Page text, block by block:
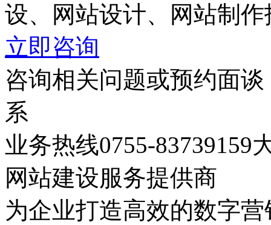
设、网站设计、网站制作
立即咨询
咨询相关问题或预约面
系
业务热线0755-83739159
网站建设服务提供商
为企业打造高效的数字